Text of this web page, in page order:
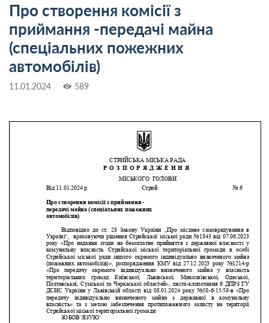
Про створення комісії з
приймання -передачі майна
(спеціальних пожежних
автомобілів)
11.01.2024 589